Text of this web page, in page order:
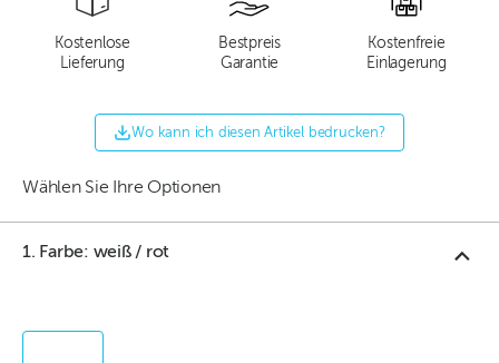
Kostenlose
Lieferung
Bestpreis
Garantie
Kostenfreie
Einlagerung
Wo kann ich diesen Artikel bedrucken?
Wählen Sie Ihre Optionen
1. Farbe: weiß / rot